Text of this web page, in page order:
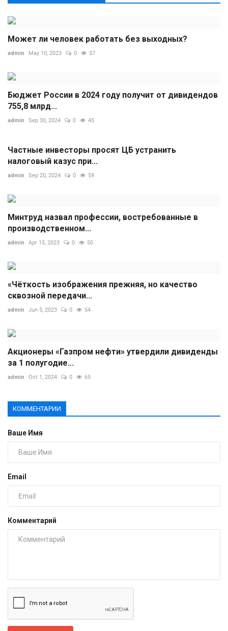
Может ли человек работать без выходных?
admin May 10, 2023 0 57
Бюджет России в 2024 году получит от дивидендов
755,8 млрд...
admin Sep 30, 2024 0 45
Частные инвесторы просят ЦБ устранить
налоговый казус при...
admin Sep 20, 2024 0 59
Минтруд назвал профессии, востребованные в
производственном...
admin Apr 15, 2023 0 50
«Чёткость изображения прежняя, но качество
сквозной передачи...
admin Jun 5, 2023 0 54
Акционеры «Газпром нефти» утвердили дивиденды
за 1 полугодие...
admin Oct 1, 2024 0 65
КОММЕНТАРИИ
Ваше Имя
Email
Комментарий